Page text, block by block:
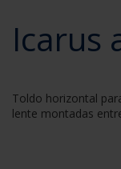
Icarus
Toldo horizontal
lente montadas